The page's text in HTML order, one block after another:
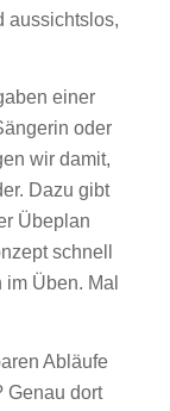
aussichtslos,
einer
oder
wir damit,
Dazu gibt
Übeplan
schnell
Üben. Mal
Abläufe
Genau dort